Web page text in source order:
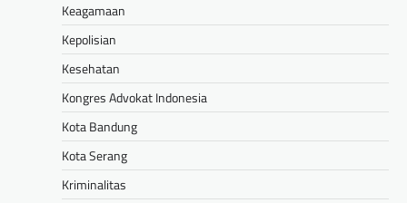
Keagamaan
Kepolisian
Kesehatan
Kongres Advokat Indonesia
Kota Bandung
Kota Serang
Kriminalitas